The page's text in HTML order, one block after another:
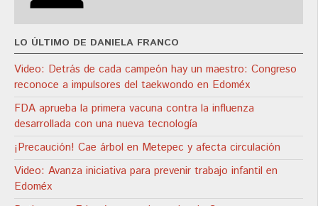
LO ÚLTIMO DE DANIELA FRANCO
Video: Detrás de cada campeón hay un maestro: Congreso
reconoce a impulsores del taekwondo en Edoméx
FDA aprueba la primera vacuna contra la influenza
desarrollada con una nueva tecnología
¡Precaución! Cae árbol en Metepec y afecta circulación
Video: Avanza iniciativa para prevenir trabajo infantil en
Edoméx